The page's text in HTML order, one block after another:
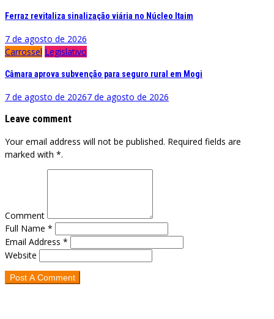
Ferraz revitaliza sinalização viária no Núcleo Itaim
7 de agosto de 2026
Carrossel Legislativo
Câmara aprova subvenção para seguro rural em Mogi
7 de agosto de 20267 de agosto de 2026
Leave comment
Your email address will not be published. Required fields are
marked with *.
Comment
Full Name *
Email Address *
Website